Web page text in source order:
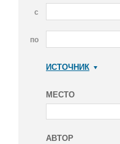
с
по
ИСТОЧНИК
МЕСТО
АВТОР